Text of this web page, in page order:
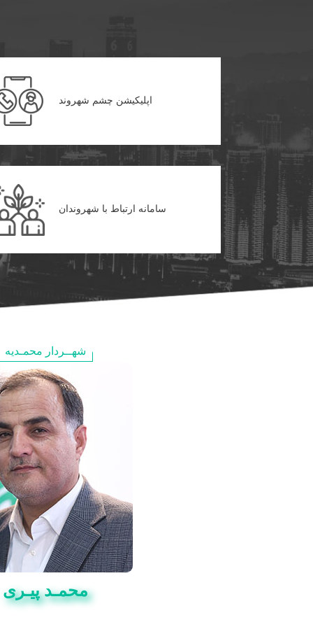
اپلیکیشن چشم شهروند
سامانه ارتباط با شهروندان
شهــردار محمـدیه
محمـد پیـری